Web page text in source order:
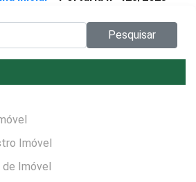
Pesquisar
Imóvel
Imóvel